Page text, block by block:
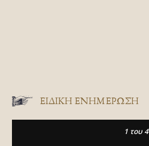
ΕΙΔΙΚΉ ΕΝΗΜΈΡΩΣΗ
1 του 4